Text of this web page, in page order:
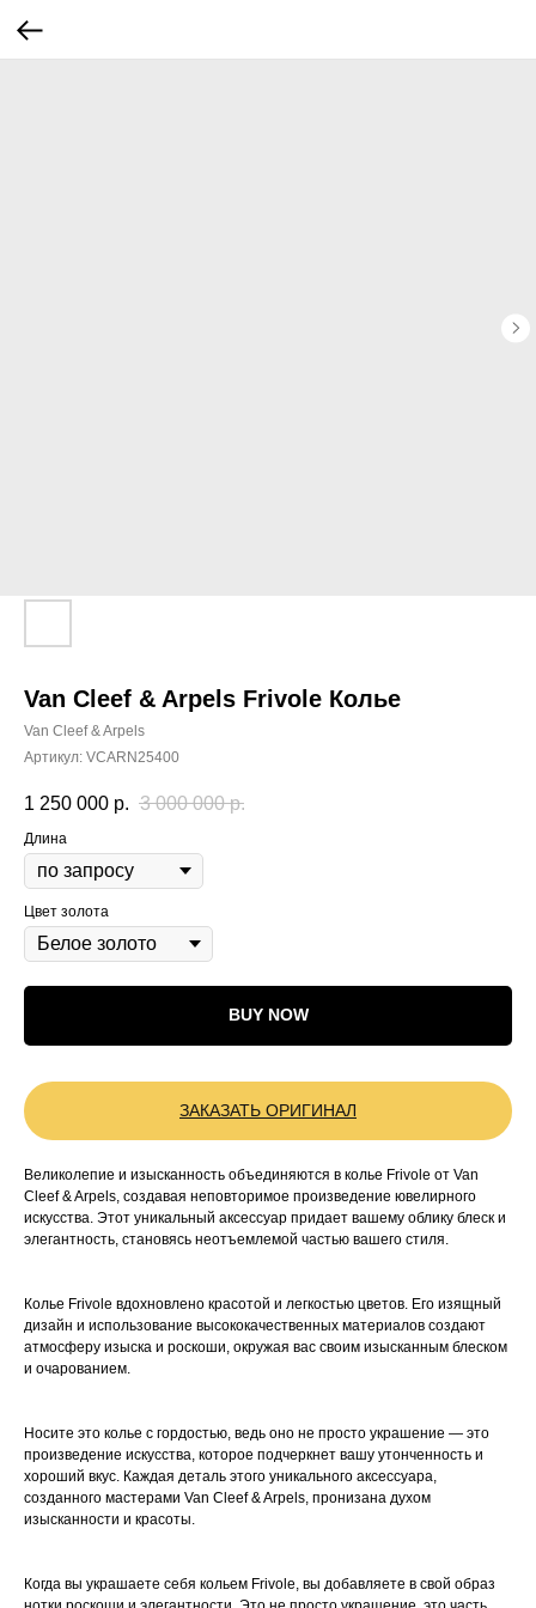
Van Cleef & Arpels Frivole Колье
Van Cleef & Arpels
Артикул: VCARN25400
1 250 000 р. 3 000 000 р.
Длина
Цвет золота
BUY NOW
ЗАКАЗАТЬ ОРИГИНАЛ
Великолепие и изысканность объединяются в колье Frivole от Van
Cleef & Arpels, создавая неповторимое произведение ювелирного
искусства. Этот уникальный аксессуар придает вашему облику блеск и
элегантность, становясь неотъемлемой частью вашего стиля.
Колье Frivole вдохновлено красотой и легкостью цветов. Его изящный
дизайн и использование высококачественных материалов создают
атмосферу изыска и роскоши, окружая вас своим изысканным блеском
и очарованием.
Носите это колье с гордостью, ведь оно не просто украшение — это
произведение искусства, которое подчеркнет вашу утонченность и
хороший вкус. Каждая деталь этого уникального аксессуара,
созданного мастерами Van Cleef & Arpels, пронизана духом
изысканности и красоты.
Когда вы украшаете себя кольем Frivole, вы добавляете в свой образ